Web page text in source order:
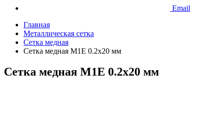
Email
Главная
Металлическая сетка
Сетка медная
Сетка медная М1Е 0.2х20 мм
Сетка медная М1Е 0.2х20 мм